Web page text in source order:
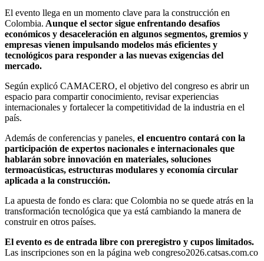
El evento llega en un momento clave para la construcción en
Colombia. Aunque el sector sigue enfrentando desafíos
económicos y desaceleración en algunos segmentos, gremios y
empresas vienen impulsando modelos más eficientes y
tecnológicos para responder a las nuevas exigencias del
mercado.
Según explicó CAMACERO, el objetivo del congreso es abrir un
espacio para compartir conocimiento, revisar experiencias
internacionales y fortalecer la competitividad de la industria en el
país.
Además de conferencias y paneles, el encuentro contará con la
participación de expertos nacionales e internacionales que
hablarán sobre innovación en materiales, soluciones
termoacústicas, estructuras modulares y economía circular
aplicada a la construcción.
La apuesta de fondo es clara: que Colombia no se quede atrás en la
transformación tecnológica que ya está cambiando la manera de
construir en otros países.
El evento es de entrada libre con preregistro y cupos limitados.
Las inscripciones son en la página web congreso2026.catsas.com.co